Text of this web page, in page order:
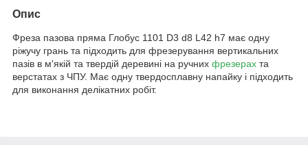
Опис
Фреза пазова пряма Глобус 1101 D3 d8 L42 h7 має одну
ріжучу грань та підходить для фрезерування вертикальних
пазів в м'якій та твердій деревині на ручних фрезерах та
верстатах з ЧПУ. Має одну твердосплавну напайку і підходить
для виконання делікатних робіт.